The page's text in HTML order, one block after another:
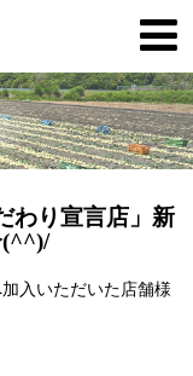
わり宣言店」新
(^^)/
入いただいた店舗様